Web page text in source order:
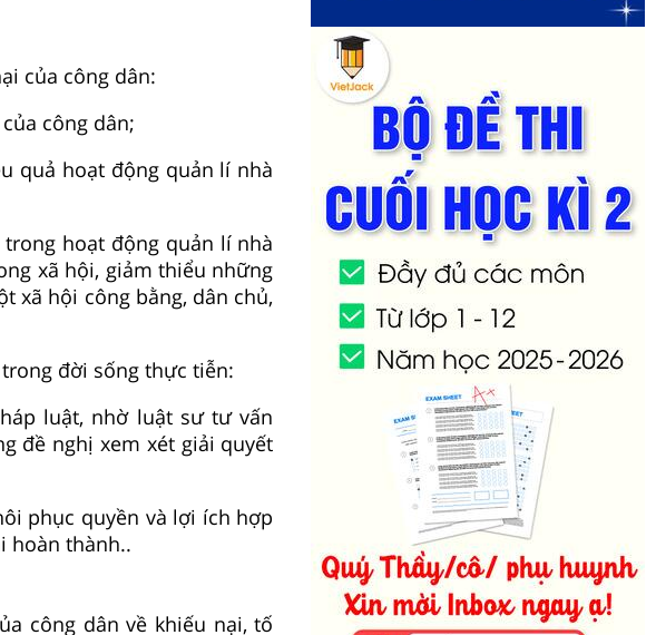
của công dân:
công dân;
quả hoạt động quản lí nhà
hoạt động quản lí nhà
xã hội, giảm thiểu những
xã hội công bằng, dân chủ,
đời sống thực tiễn:
luật, nhờ luật sư tư vấn
đề nghị xem xét giải quyết
phục quyền và lợi ích hợp
hoàn thành..
công dân về khiếu nại, tố